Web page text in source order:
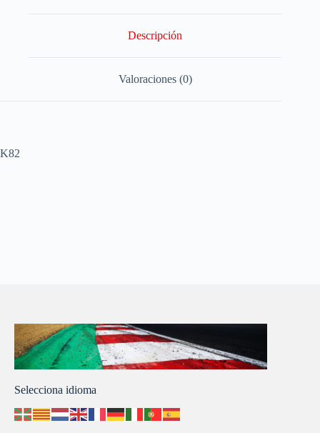
Descripción
Valoraciones (0)
K82
Selecciona idioma